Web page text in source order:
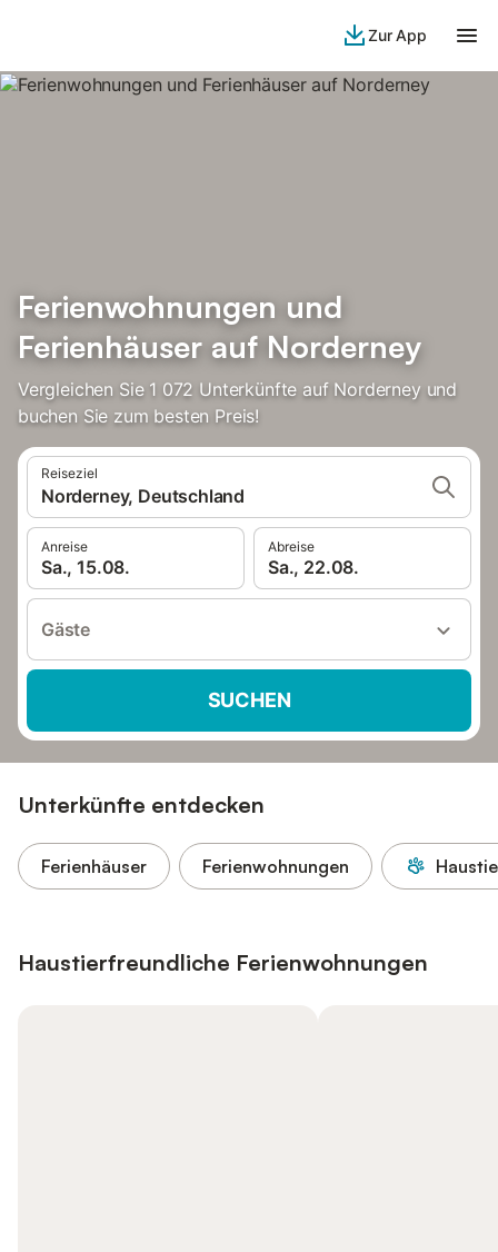
Zur App
Ferienwohnungen und
Ferienhäuser auf Norderney
Vergleichen Sie 1 072 Unterkünfte auf Norderney und
buchen Sie zum besten Preis!
Reiseziel
Norderney, Deutschland
Anreise
Sa., 15.08.
Abreise
Sa., 22.08.
Gäste
SUCHEN
Unterkünfte entdecken
Ferienhäuser Ferienwohnungen
Haustierfreundliche Ferienwohnungen